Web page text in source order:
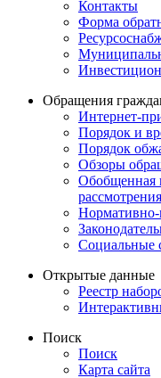
Контакты
Форма
Обращения
Интернет-
Порядок и
Порядок
Обзоры
Обобщенная
Нормативно-
Социальные
Открытые данные
Реестр
Поиск
Поиск
Карта сайта